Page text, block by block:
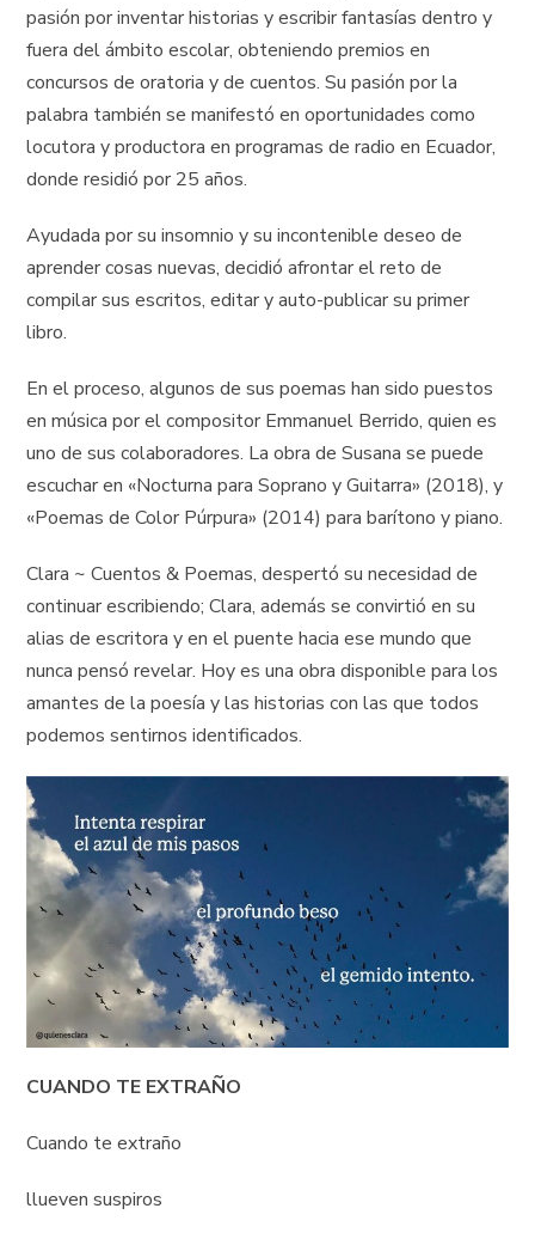
pasión por inventar historias y escribir fantasías dentro y
fuera del ámbito escolar, obteniendo premios en
concursos de oratoria y de cuentos. Su pasión por la
palabra también se manifestó en oportunidades como
locutora y productora en programas de radio en Ecuador,
donde residió por 25 años.
Ayudada por su insomnio y su incontenible deseo de
aprender cosas nuevas, decidió afrontar el reto de
compilar sus escritos, editar y auto-publicar su primer
libro.
En el proceso, algunos de sus poemas han sido puestos
en música por el compositor Emmanuel Berrido, quien es
uno de sus colaboradores. La obra de Susana se puede
escuchar en «Nocturna para Soprano y Guitarra» (2018), y
«Poemas de Color Púrpura» (2014) para barítono y piano.
Clara ~ Cuentos & Poemas, despertó su necesidad de
continuar escribiendo; Clara, además se convirtió en su
alias de escritora y en el puente hacia ese mundo que
nunca pensó revelar. Hoy es una obra disponible para los
amantes de la poesía y las historias con las que todos
podemos sentirnos identificados.
CUANDO TE EXTRAÑO
Cuando te extraño
llueven suspiros